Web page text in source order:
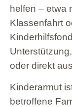
helfen – etwa
Klassenfahrt
oder direkt
Kinderarmut
betroffene